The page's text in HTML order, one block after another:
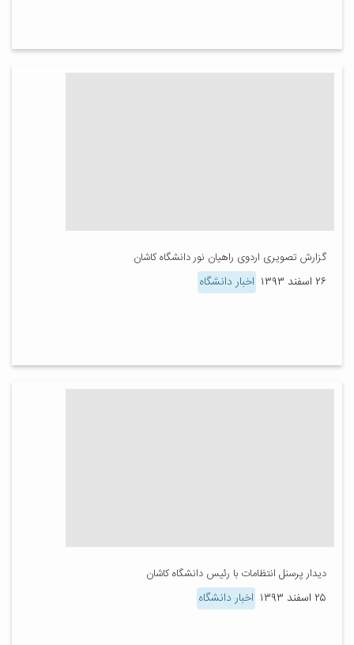
گزارش تصویری اردوی راهیان نور دانشگاه کاشان
۲۶ اسفند ۱۳۹۳ اخبار دانشگاه
دیدار پرسنل انتظامات با رئیس دانشگاه کاشان
۲۵ اسفند ۱۳۹۳ اخبار دانشگاه